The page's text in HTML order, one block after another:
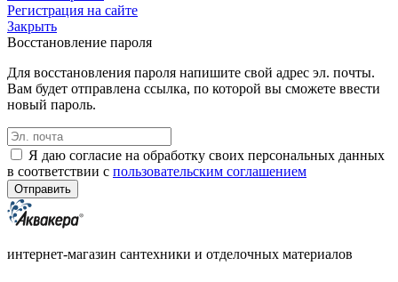
Регистрация на сайте
Закрыть
Восстановление пароля
Для восстановления пароля напишите свой адрес эл. почты.
Вам будет отправлена ссылка, по которой вы сможете ввести
новый пароль.
Я даю согласие на обработку своих персональных данных
в соответствии с пользовательским соглашением
интернет-магазин сантехники и отделочных материалов